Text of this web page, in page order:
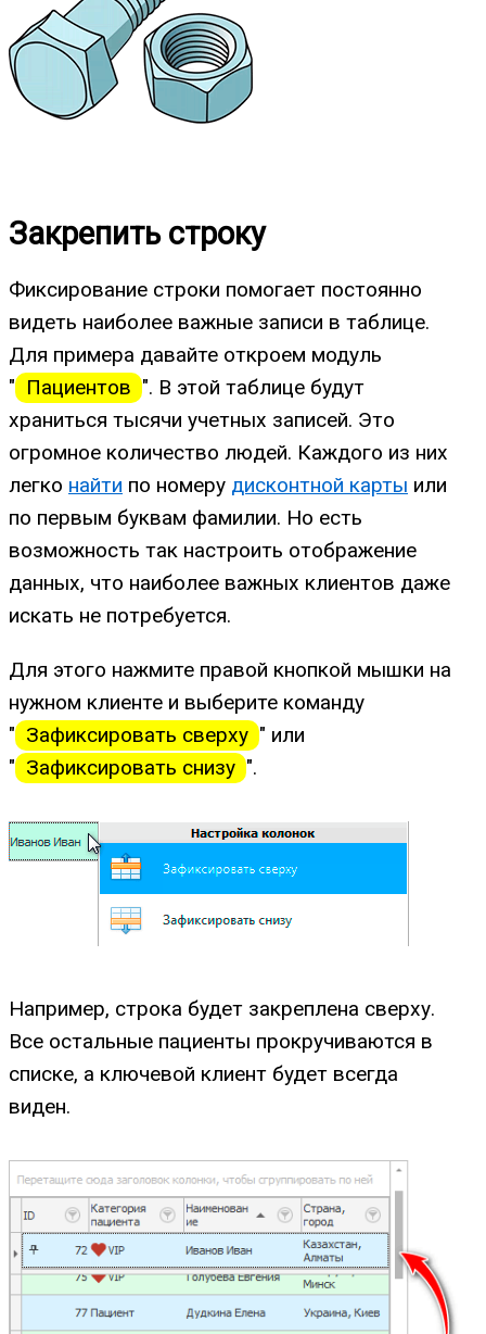
Закрепить строку
Фиксирование строки помогает постоянно
видеть наиболее важные записи в таблице.
Для примера давайте откроем модуль
" Пациентов ". В этой таблице будут
храниться тысячи учетных записей. Это
огромное количество людей. Каждого из них
легко найти по номеру дисконтной карты или
по первым буквам фамилии. Но есть
возможность так настроить отображение
данных, что наиболее важных клиентов даже
искать не потребуется.
Для этого нажмите правой кнопкой мышки на
нужном клиенте и выберите команду
" Зафиксировать сверху " или
" Зафиксировать снизу ".
Например, строка будет закреплена сверху.
Все остальные пациенты прокручиваются в
списке, а ключевой клиент будет всегда
виден.